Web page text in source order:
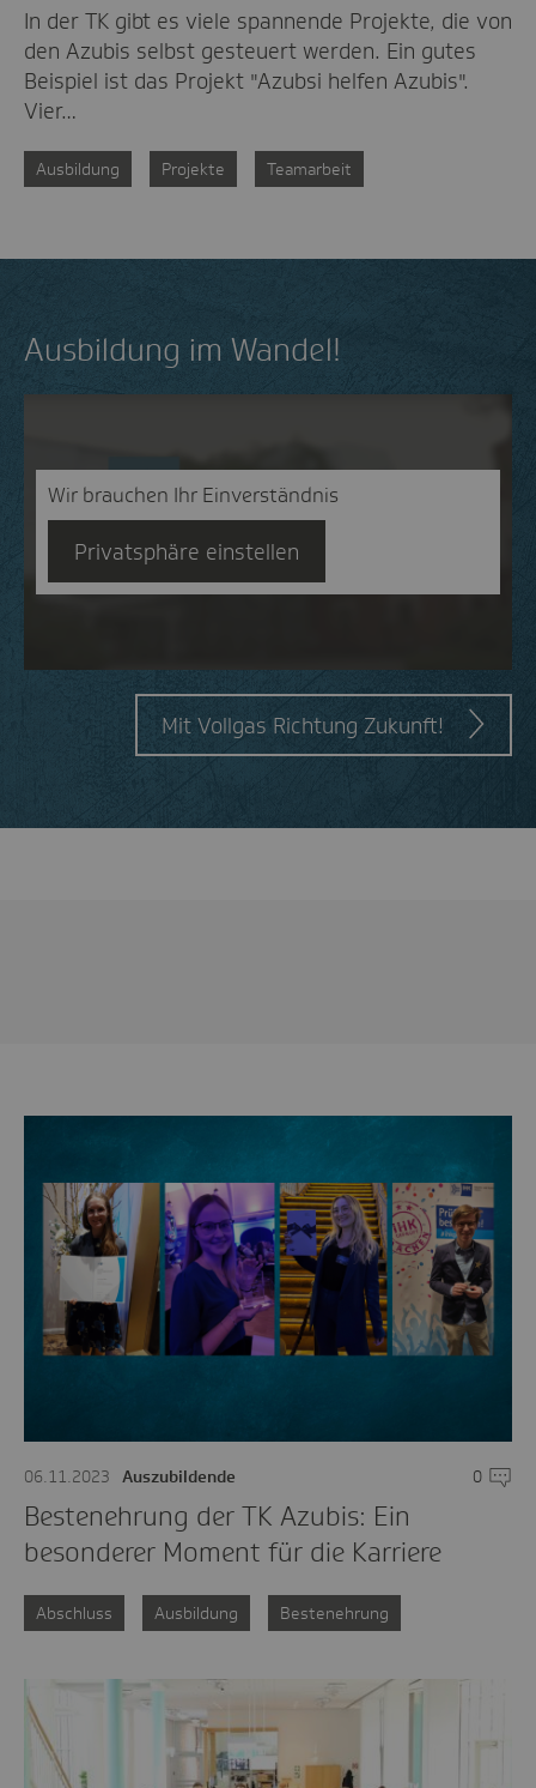
In der TK gibt es viele spannende Projekte, die von
den Azubis selbst gesteuert werden. Ein gutes
Beispiel ist das Projekt "Azubsi helfen Azubis".
Vier…
Ausbildung Projekte Teamarbeit
Ausbildung im Wandel!
Abspielen
Wir brauchen Ihr Einverständnis
Privatsphäre einstellen
Mit Vollgas Richtung Zukunft!
06.11.2023 Auszubildende 0
Bestenehrung der TK Azubis: Ein
besonderer Moment für die Karriere
Abschluss Ausbildung Bestenehrung